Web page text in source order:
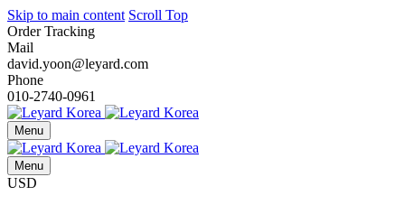
Skip to main content Scroll Top
Order Tracking
Mail
david.yoon@leyard.com
Phone
010-2740-0961
Menu
Menu
USD